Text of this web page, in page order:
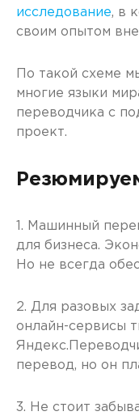
исследование, в
своим опытом
По такой схеме
многие языки
переводчика с
проект.
1. Машинный
для бизнеса.
Но не всегда
2. Для разовых
онлайн-сервисы
перевод, но он
3. Не стоит